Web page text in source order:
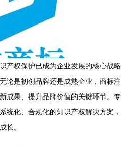
产权保护已成为企业发展的核心战略
论是初创品牌还是成熟企业，商标注
成果、提升品牌价值的关键环节。专
统化、合规化的知识产权解决方案，
长。